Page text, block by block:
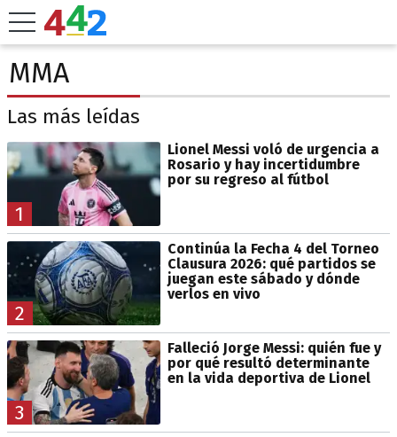
MMA
Las más leídas
1
Lionel Messi voló de urgencia a
Rosario y hay incertidumbre
por su regreso al fútbol
2
Continúa la Fecha 4 del Torneo
Clausura 2026: qué partidos se
juegan este sábado y dónde
verlos en vivo
3
Falleció Jorge Messi: quién fue y
por qué resultó determinante
en la vida deportiva de Lionel